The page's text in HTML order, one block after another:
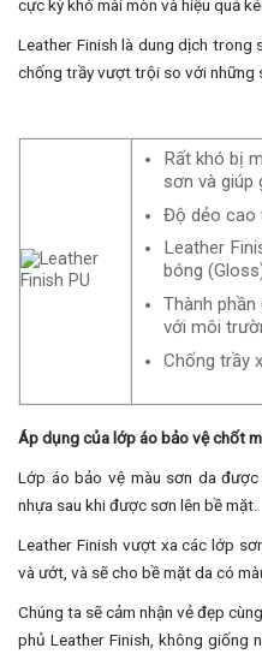
cực kỳ khó mài mòn và hiệu quả
Leather Finish là dung dịch trong
chống trầy vượt trội so với những
Rất khó bị
sơn và giúp
Độ dẻo cao
Leather
bóng
Thành
với môi
Chống trầy
Áp dụng của lớp áo bảo vệ chốt
Lớp áo bảo vệ màu sơn da
nhựa sau khi được sơn lên bề mặt.
Leather Finish vượt xa các lớp
và ướt, và sẽ cho bề mặt da có
Chúng ta sẽ cảm nhận vẻ đẹp
phủ Leather Finish, không giống